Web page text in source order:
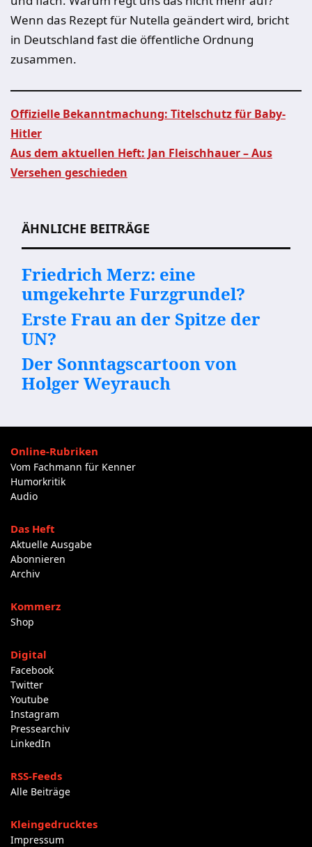
Wenn das Rezept für Nutella geändert wird, bricht
in Deutschland fast die öffentliche Ordnung
zusammen.
Beitragsnavigation
Offizielle Bekanntmachung: Titelschutz für Baby-
Hitler
Aus dem aktuellen Heft: Jan Fleischhauer – Aus
Versehen geschieden
ÄHNLICHE BEITRÄGE
Friedrich Merz: eine
umgekehrte Furzgrundel?
Erste Frau an der Spitze der
UN?
Der Sonntagscartoon von
Holger Weyrauch
Online-Rubriken
Vom Fachmann für Kenner
Humorkritik
Audio
Das Heft
Aktuelle Ausgabe
Abonnieren
Archiv
Kommerz
Shop
Digital
Facebook
Twitter
Youtube
Instagram
Pressearchiv
LinkedIn
RSS-Feeds
Alle Beiträge
Kleingedrucktes
Impressum